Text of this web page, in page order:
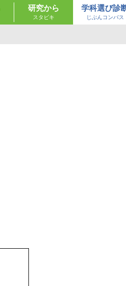
研究から
スタビキ
学科選び診
じぶんコンパス